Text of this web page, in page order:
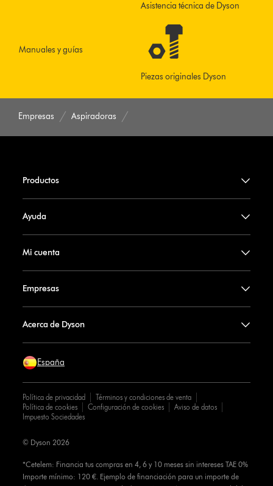
Asistencia técnica de Dyson
Manuales y guías
Piezas originales Dyson
Empresas Aspiradoras
Productos
Ayuda
Mi cuenta
Empresas
Acerca de Dyson
España
Política de privacidad
Términos y condiciones de venta
Política de cookies
Configuración de cookies
Aviso de datos
Impuesto Sociedades
*Cetelem: Financia tus compras en 4, 6 y 10 meses sin intereses TAE 0%
Importe mínimo: 120 €. Ejemplo de financiación para un importe de
© Dyson 2026